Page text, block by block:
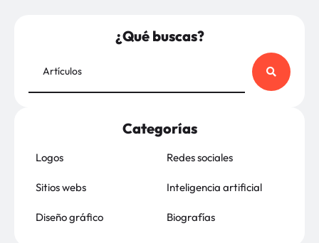
¿Qué buscas?
Categorías
Logos
Sitios webs
Diseño gráfico
Redes sociales
Inteligencia artificial
Biografías